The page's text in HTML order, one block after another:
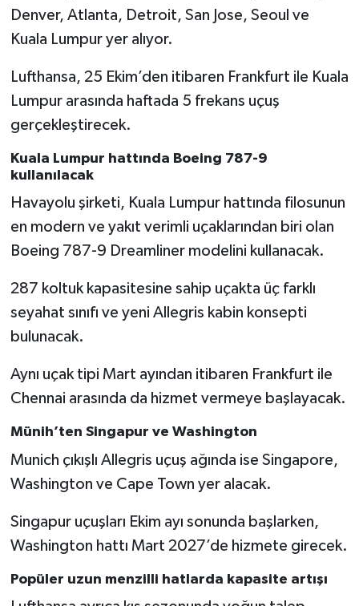
Denver, Atlanta, Detroit, San Jose, Seoul ve
Kuala Lumpur yer alıyor.
Lufthansa, 25 Ekim’den itibaren Frankfurt ile Kuala
Lumpur arasında haftada 5 frekans uçuş
gerçekleştirecek.
Kuala Lumpur hattında Boeing 787-9
kullanılacak
Havayolu şirketi, Kuala Lumpur hattında filosunun
en modern ve yakıt verimli uçaklarından biri olan
Boeing 787-9 Dreamliner modelini kullanacak.
287 koltuk kapasitesine sahip uçakta üç farklı
seyahat sınıfı ve yeni Allegris kabin konsepti
bulunacak.
Aynı uçak tipi Mart ayından itibaren Frankfurt ile
Chennai arasında da hizmet vermeye başlayacak.
Münih’ten Singapur ve Washington
Munich çıkışlı Allegris uçuş ağında ise Singapore,
Washington ve Cape Town yer alacak.
Singapur uçuşları Ekim ayı sonunda başlarken,
Washington hattı Mart 2027’de hizmete girecek.
Popüler uzun menzilli hatlarda kapasite artışı